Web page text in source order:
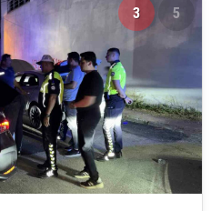
3 5